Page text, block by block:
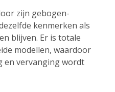
zijn gebogen-
kenmerken als
blijven. Er is totale
modellen, waardoor
en vervanging wordt